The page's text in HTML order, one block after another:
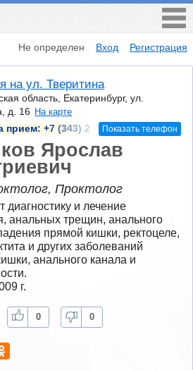
Не определен Вход Регистрация
на ул. Тверитина
область, Екатеринбург, ул.
д. 16 На карте
прием: +7 (343) 2 Показать телефон
Ярослав
Проктолог
диагностику и лечение
анальных трещин, анального
прямой кишки, ректоцеле,
и других заболеваний
анального канала и
г.
0 0